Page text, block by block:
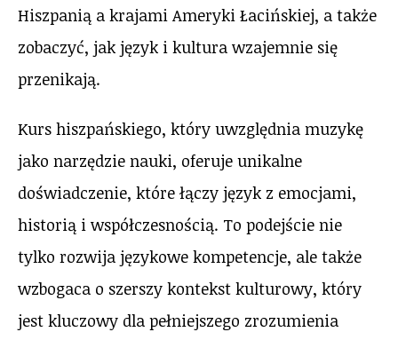
Hiszpanią a krajami Ameryki Łacińskiej, a także
zobaczyć, jak język i kultura wzajemnie się
przenikają.
Kurs hiszpańskiego, który uwzględnia muzykę
jako narzędzie nauki, oferuje unikalne
doświadczenie, które łączy język z emocjami,
historią i współczesnością. To podejście nie
tylko rozwija językowe kompetencje, ale także
wzbogaca o szerszy kontekst kulturowy, który
jest kluczowy dla pełniejszego zrozumienia